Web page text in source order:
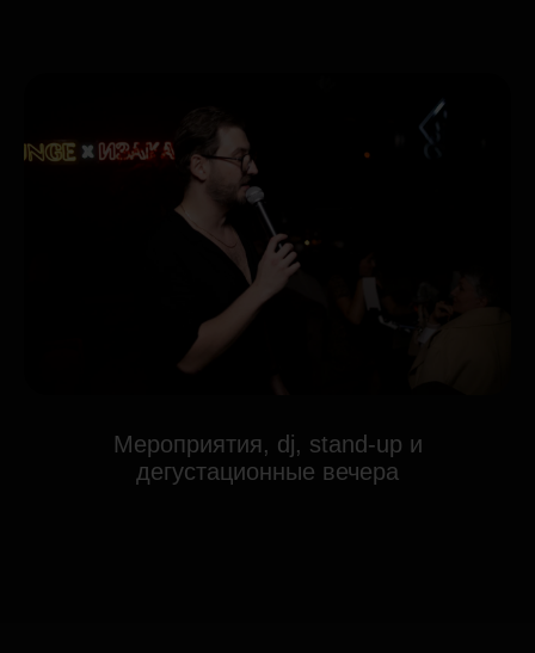
Мероприятия, dj, stand-up и
дегустационные вечера